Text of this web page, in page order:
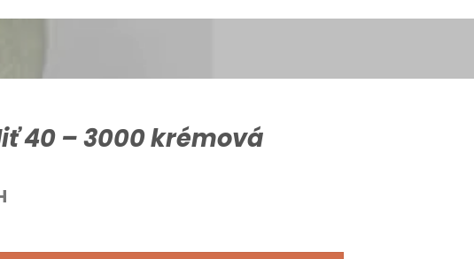
40 – 3000 krémová
Niť 40 - 3000 krémová